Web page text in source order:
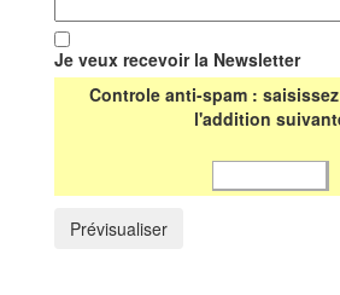
Je veux recevoir la Newsletter
Controle anti-spam :
l'addition